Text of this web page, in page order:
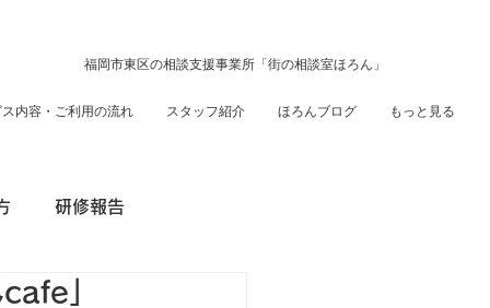
福岡市東区の相談支援事業所「街の相談室ほろん」
内容・ご利用の流れ スタッフ紹介 ほろんブログ もっと見る
研修報告
」